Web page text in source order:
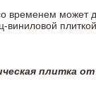
временем
плитка